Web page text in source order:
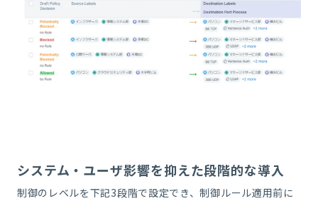
システム・ユーザ影響を抑えた段階的な導入
制御のレベルを下記3段階で設定でき、制御ルール適用前に